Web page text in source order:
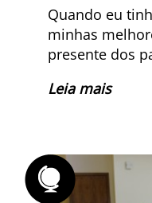
Quando eu
minhas
presente dos
Leia mais